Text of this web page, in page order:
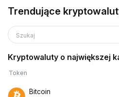
Trendujące
Szukaj
Kryptowaluty o największej
Token
Bitcoin